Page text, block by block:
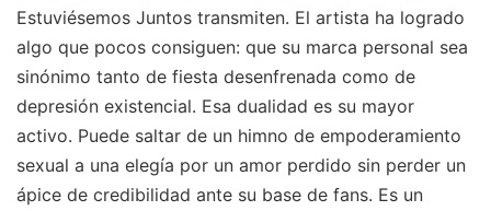
Estuviésemos Juntos transmiten. El artista ha logrado
algo que pocos consiguen: que su marca personal sea
sinónimo tanto de fiesta desenfrenada como de
depresión existencial. Esa dualidad es su mayor
activo. Puede saltar de un himno de empoderamiento
sexual a una elegía por un amor perdido sin perder un
ápice de credibilidad ante su base de fans. Es un